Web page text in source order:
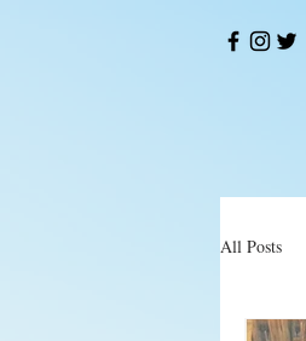
All Posts